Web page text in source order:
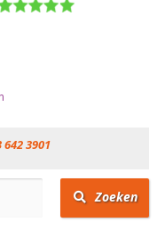
642 3901
Zoeken